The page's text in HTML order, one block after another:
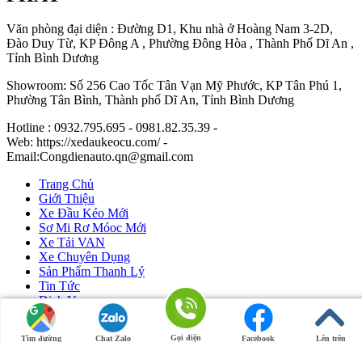
Văn phòng đại diện : Đường D1, Khu nhà ở Hoàng Nam 3-2D,
Đào Duy Từ, KP Đông A , Phường Đông Hòa , Thành Phố Dĩ An ,
Tỉnh Bình Dương
Showroom: Số 256 Cao Tốc Tân Vạn Mỹ Phước, KP Tân Phú 1,
Phường Tân Bình, Thành phố Dĩ An, Tỉnh Bình Dương
Hotline : 0932.795.695 - 0981.82.35.39 -
Web: https://xedaukeocu.com/ -
Email:Congdienauto.qn@gmail.com
Tìm đường Chat Zalo Gọi điện Facebook Lên trên
Trang Chủ
Giới Thiệu
Xe Đầu Kéo Mới
Sơ Mi Rơ Móoc Mới
Xe Tải VAN
Xe Chuyên Dụng
Sản Phẩm Thanh Lý
Tin Tức
Dịch Vụ
Liên Hệ